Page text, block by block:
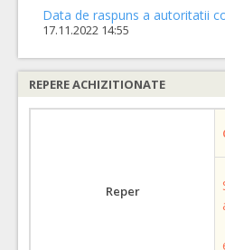
Data de raspuns a autoritatii
17.11.2022 14:55
REPERE ACHIZITIONATE
Reper